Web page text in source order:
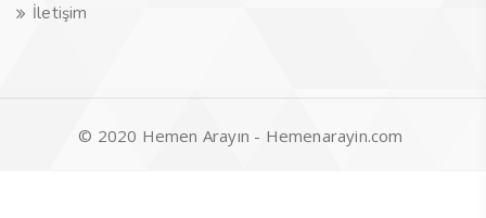
İletişim
© 2020 Hemen Arayın - Hemenarayin.com